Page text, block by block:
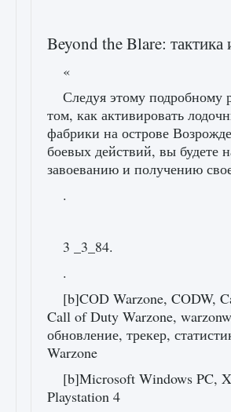
Beyond the Blare:
«
Следуя этому подробному
том, как активировать
фабрики на острове
боевых действий, вы будете
завоеванию и получению
.
3 _3_84.
.
[b]COD Warzone, CODW,
Call of Duty Warzone,
обновление, трекер,
Warzone
[b]Microsoft Windows PC,
Playstation 4